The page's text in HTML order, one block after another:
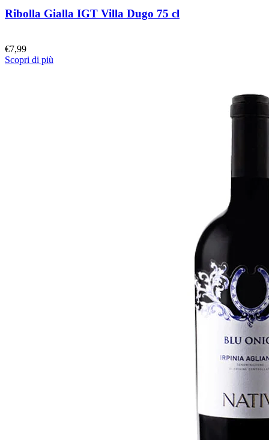
Ribolla Gialla IGT Villa Dugo 75 cl
€7,99
Scopri di più